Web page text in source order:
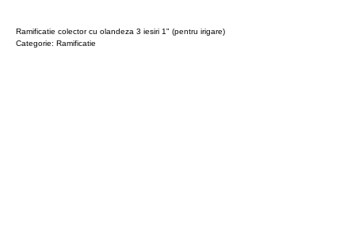
Ramificatie colector cu olandeza 3 iesiri 1" (pentru irigare)
Categorie: Ramificatie